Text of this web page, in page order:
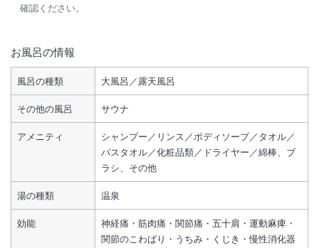
確認ください。
お風呂の情報
風呂の種類 大風呂／露天風呂
その他の風呂 サウナ
アメニティ
シャンプー／リンス／ボディソープ／タオル／
バスタオル／化粧品類／ドライヤー／綿棒、ブ
ラシ、その他
湯の種類 温泉
効能
神経痛・筋肉痛・関節痛・五十肩・運動麻痺・
関節のこわばり・うちみ・くじき・慢性消化器